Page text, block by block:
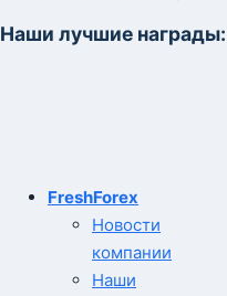
Наши лучшие награды:
FreshForex
Новости
компании
Наши